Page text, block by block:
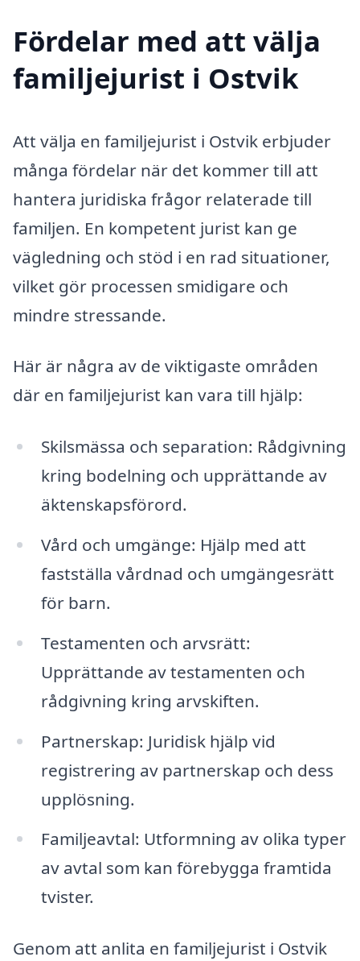
Fördelar med att välja
familjejurist i Ostvik
Att välja en familjejurist i Ostvik erbjuder
många fördelar när det kommer till att
hantera juridiska frågor relaterade till
familjen. En kompetent jurist kan ge
vägledning och stöd i en rad situationer,
vilket gör processen smidigare och
mindre stressande.
Här är några av de viktigaste områden
där en familjejurist kan vara till hjälp:
Skilsmässa och separation: Rådgivning
kring bodelning och upprättande av
äktenskapsförord.
Vård och umgänge: Hjälp med att
fastställa vårdnad och umgängesrätt
för barn.
Testamenten och arvsrätt:
Upprättande av testamenten och
rådgivning kring arvskiften.
Partnerskap: Juridisk hjälp vid
registrering av partnerskap och dess
upplösning.
Familjeavtal: Utformning av olika typer
av avtal som kan förebygga framtida
tvister.
Genom att anlita en familjejurist i Ostvik